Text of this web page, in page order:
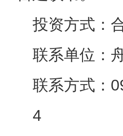
投资方式：
联系单位：
联系方式：
4